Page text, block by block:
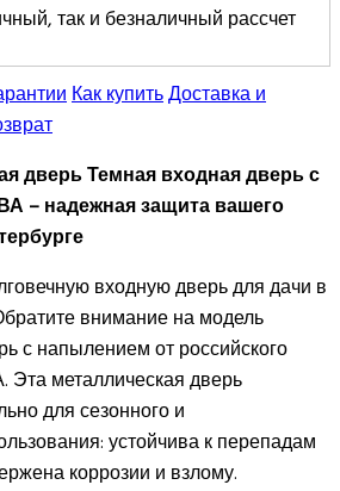
так и безналичный рассчет
Как купитьДоставка и
дверь Темная входная дверь с
– надежная защита вашего
входную дверь для дачи в
внимание на модель
с напылением от российского
Эта металлическая дверь
для сезонного и
устойчива к перепадам
коррозии и взлому.